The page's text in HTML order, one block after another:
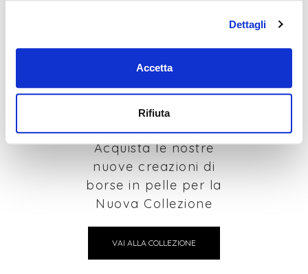
Dettagli
Accetta
Rifiuta
Collezione 2026
Acquista le nostre
nuove creazioni di
borse in pelle per la
Nuova Collezione
VAI ALLA COLLEZIONE